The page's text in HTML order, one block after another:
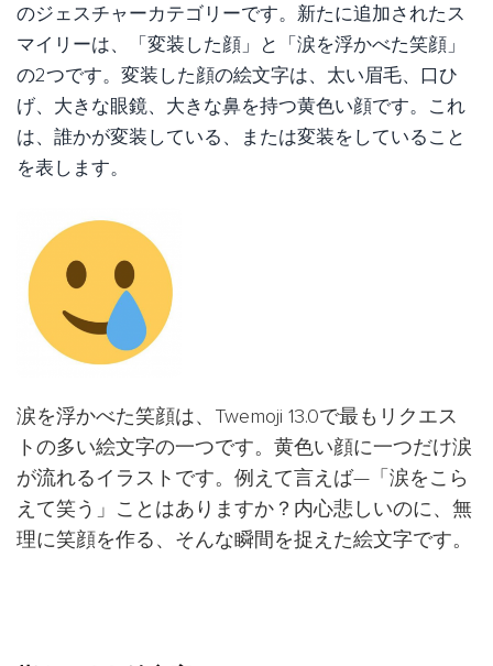
のジェスチャーカテゴリーです。新たに追加されたス
マイリーは、「変装した顔」と「涙を浮かべた笑顔」
の2つです。変装した顔の絵文字は、太い眉毛、口ひ
げ、大きな眼鏡、大きな鼻を持つ黄色い顔です。これ
は、誰かが変装している、または変装をしていること
を表します。
涙を浮かべた笑顔は、Twemoji 13.0で最もリクエス
トの多い絵文字の一つです。黄色い顔に一つだけ涙
が流れるイラストです。例えて言えば—「涙をこら
えて笑う」ことはありますか？内心悲しいのに、無
理に笑顔を作る、そんな瞬間を捉えた絵文字です。